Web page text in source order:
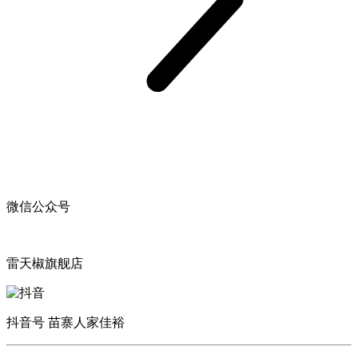
微信公众号
雷天椒旗舰店
抖音号 苗寨人家佳裕